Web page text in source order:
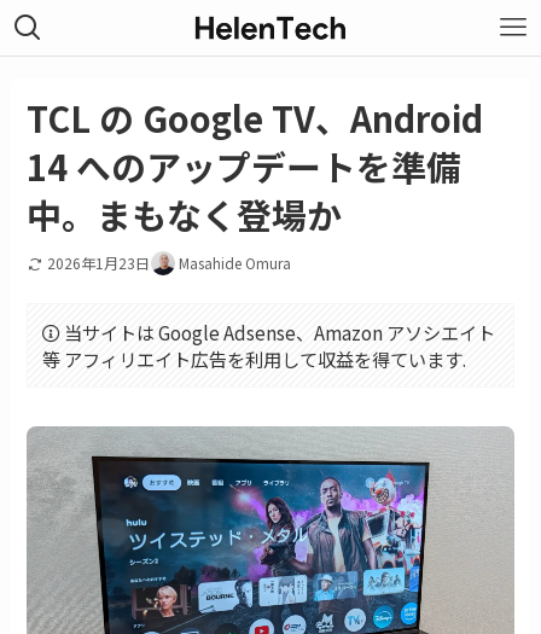
TCL の Google TV、Android
14 へのアップデートを準備
中。まもなく登場か
2026年1月23日 Masahide Omura
当サイトは Google Adsense、Amazon アソシエイト
等 アフィリエイト広告を利用して収益を得ています.